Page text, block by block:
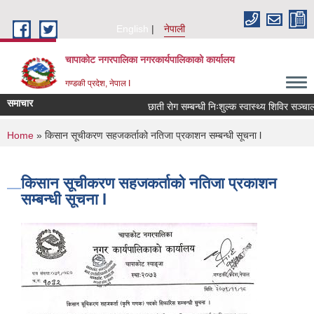
English
नेपाली
चापाकोट नगरपालिका नगरकार्यपालिकाको कार्यालय
गण्डकी प्रदेश, नेपाल I
समाचार छाती रोग सम्बन्धी निःशुल्क स्वास्थ्य शिविर
You are here
Home » किसान सूचीकरण सहजकर्ताको नतिजा प्रकाशन सम्बन्धी सूचना l
किसान सूचीकरण सहजकर्ताको नतिजा प्रकाशन
सम्बन्धी सूचना l